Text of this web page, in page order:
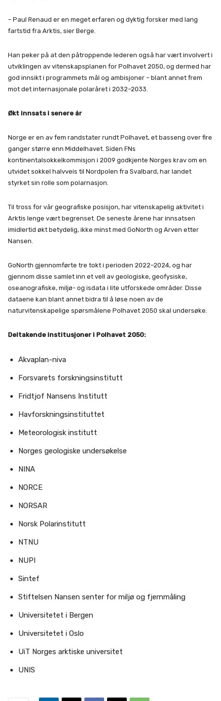
– Paul Renaud er en meget erfaren og dyktig forsker med lang
fartstid fra Arktis, sier Berge.
Han peker på at den påtroppende lederen også har vært involvert i
utviklingen av vitenskapsplanen for Polhavet 2050, og dermed har
god innsikt i programmets mål og ambisjoner – blant annet frem
mot det internasjonale polaråret i 2032–2033.
Økt innsats i senere år
Norge er en av fem randstater rundt Polhavet, et basseng over fire
ganger større enn Middelhavet. Siden FNs
kontinentalsokkelkommisjon i 2009 godkjente Norges krav om en
utvidet sokkel halvveis til Nordpolen fra Svalbard, har landet
styrket sin rolle som polarnasjon.
Til tross for vår geografiske posisjon, har vitenskapelig aktivitet i
Arktis lenge vært begrenset. De seneste årene har innsatsen
imidlertid økt betydelig, ikke minst med GoNorth og Arven etter
Nansen.
GoNorth gjennomførte tre tokt i perioden 2022–2024, og har
gjennom disse samlet inn et vell av geologiske, geofysiske,
oseanografiske, miljø- og isdata i lite utforskede områder. Disse
dataene kan blant annet bidra til å løse noen av de
naturvitenskapelige spørsmålene Polhavet 2050 skal undersøke.
Deltakende institusjoner i Polhavet 2050:
Akvaplan-niva
Forsvarets forskningsinstitutt
Fridtjof Nansens Institutt
Havforskningsinstituttet
Meteorologisk institutt
Norges geologiske undersøkelse
NINA
NORCE
NORSAR
Norsk Polarinstitutt
NTNU
NUPI
Sintef
Stiftelsen Nansen senter for miljø og fjernmåling
Universitetet i Bergen
Universitetet i Oslo
UiT Norges arktiske universitet
UNIS